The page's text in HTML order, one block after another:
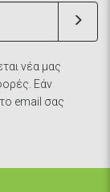
νέα μας
Εάν
email σας